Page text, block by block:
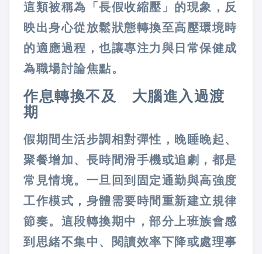
這類被稱為「長假收縮壓」的現象，反
映出身心從放鬆狀態轉換至高壓環境時
的適應過程，也讓專注力與日常保健成
為職場討論焦點。
作息轉換不及 大腦進入過渡
期
假期間生活步調相對彈性，晚睡晚起、
聚餐增加、長時間滑手機或追劇，都是
常見情境。一旦回到固定通勤與高強度
工作模式，身體需要時間重新建立規律
節奏。這段轉換期中，部分上班族會感
到思緒不集中、閱讀效率下降或處理事